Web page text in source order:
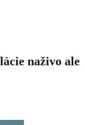
naživo ale